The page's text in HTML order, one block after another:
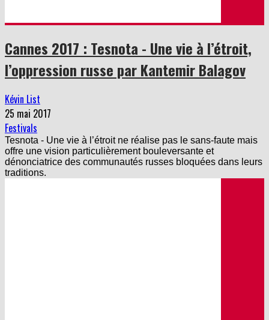
Cannes 2017 : Tesnota - Une vie à l’étroit,
l’oppression russe par Kantemir Balagov
25 mai 2017
Festivals
Tesnota - Une vie à l’étroit ne réalise pas le sans-faute mais
offre une vision particulièrement bouleversante et
dénonciatrice des communautés russes bloquées dans leurs
traditions.